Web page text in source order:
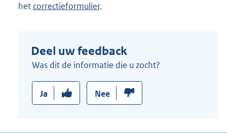
het correctieformulier.
Deel uw feedback
Was dit de informatie die u zocht?
Ja Nee